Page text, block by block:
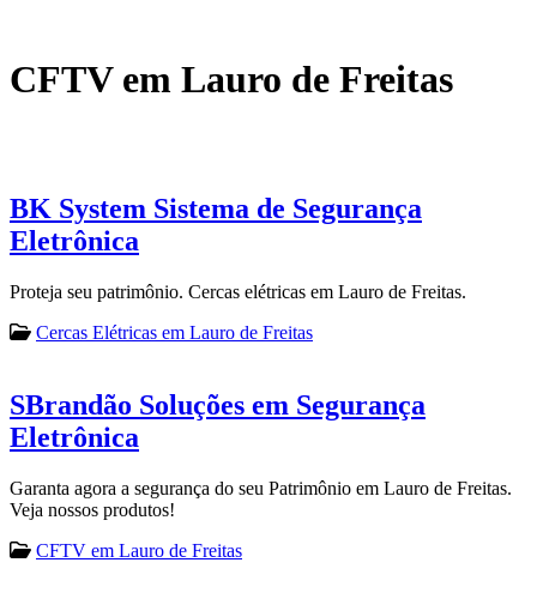
CFTV em Lauro de Freitas
BK System Sistema de Segurança
Eletrônica
Proteja seu patrimônio. Cercas elétricas em Lauro de Freitas.
Cercas Elétricas em Lauro de Freitas
SBrandão Soluções em Segurança
Eletrônica
Garanta agora a segurança do seu Patrimônio em Lauro de Freitas.
Veja nossos produtos!
CFTV em Lauro de Freitas